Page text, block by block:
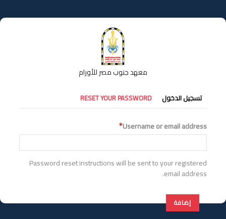
إلى
المحتوى
معهد جنوب مصر للأورام
التبويبات
الأساسية
تسجيل الدخول RESET YOUR PASSWORD
Username or email address
Password reset instructions will be sent to your registered
email address.